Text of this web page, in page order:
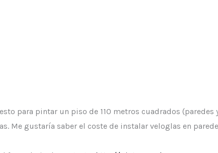
para pintar un piso de 110 metros cuadrados (paredes
Me gustaría saber el coste de instalar veloglas en